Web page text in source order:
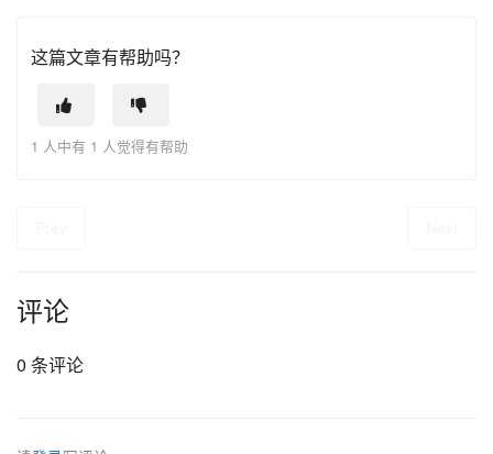
这篇文章有帮助吗？
1 人中有 1 人觉得有帮助
评论
0 条评论